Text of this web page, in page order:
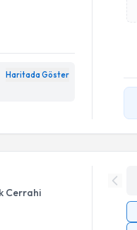
Haritada Göster
Cerrahi